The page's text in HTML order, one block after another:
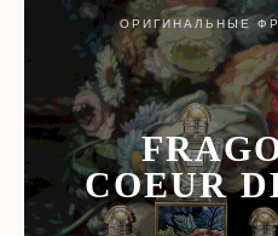
COEUR
ОРИГИНАЛЬНЫЕ